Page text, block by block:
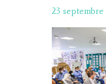
23 septembre